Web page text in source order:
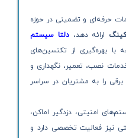
حرفه‌ای و تضمینی در حوزه
ارائه دهد، دلتا سیستم
بهره‌گیری از تکنسین‌های
نصب، تعمیر، نگهداری و
برقی را به مشتریان در سراسر
امنیتی، دزدگیر اماکن،
نیز فعالیت تخصصی دارد و